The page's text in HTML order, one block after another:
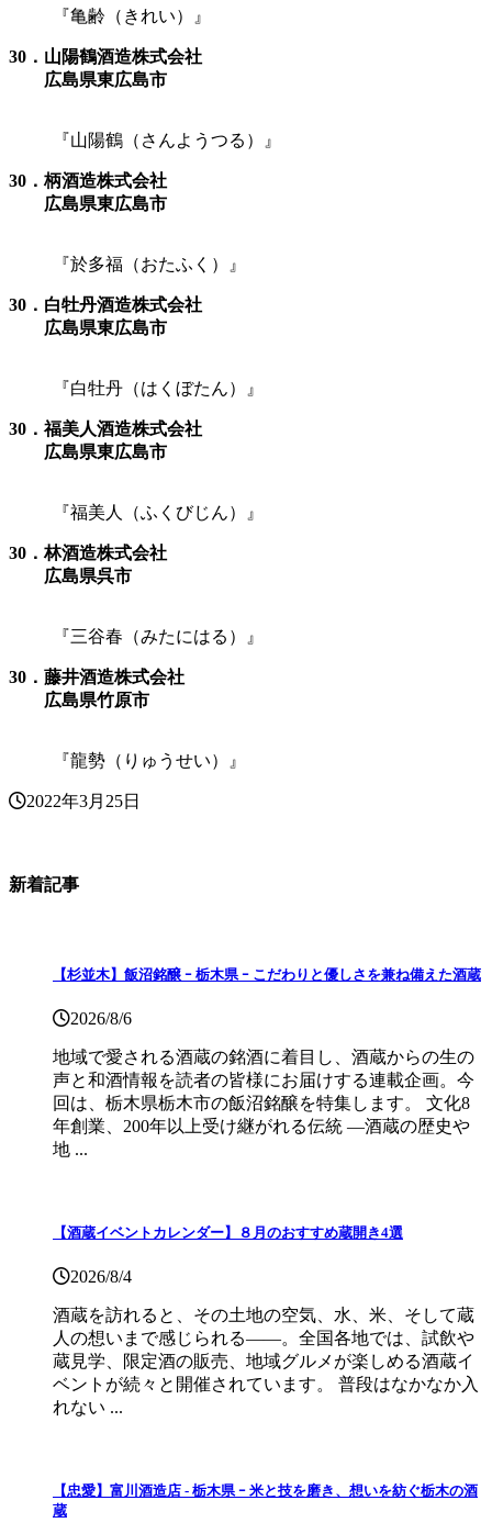
『亀齢（きれい）』
30．山陽鶴酒造株式会社
広島県東広島市
『山陽鶴（さんようつる）』
30．柄酒造株式会社
広島県東広島市
『於多福（おたふく）』
30．白牡丹酒造株式会社
広島県東広島市
『白牡丹（はくぼたん）』
30．福美人酒造株式会社
広島県東広島市
『福美人（ふくびじん）』
30．林酒造株式会社
広島県呉市
『三谷春（みたにはる）』
30．藤井酒造株式会社
広島県竹原市
『龍勢（りゅうせい）』
2022年3月25日
新着記事
【杉並木】飯沼銘醸 ｰ 栃木県 ｰ こだわりと優しさを兼ね備えた酒蔵
2026/8/6
地域で愛される酒蔵の銘酒に着目し、酒蔵からの生の
声と和酒情報を読者の皆様にお届けする連載企画。今
回は、栃木県栃木市の飯沼銘醸を特集します。 文化8
年創業、200年以上受け継がれる伝統 ―酒蔵の歴史や
地 ...
【酒蔵イベントカレンダー】８月のおすすめ蔵開き4選
2026/8/4
酒蔵を訪れると、その土地の空気、水、米、そして蔵
人の想いまで感じられる——。全国各地では、試飲や
蔵見学、限定酒の販売、地域グルメが楽しめる酒蔵イ
ベントが続々と開催されています。 普段はなかなか入
れない ...
【忠愛】富川酒造店 ‐ 栃木県 ｰ 米と技を磨き、想いを紡ぐ栃木の酒
蔵